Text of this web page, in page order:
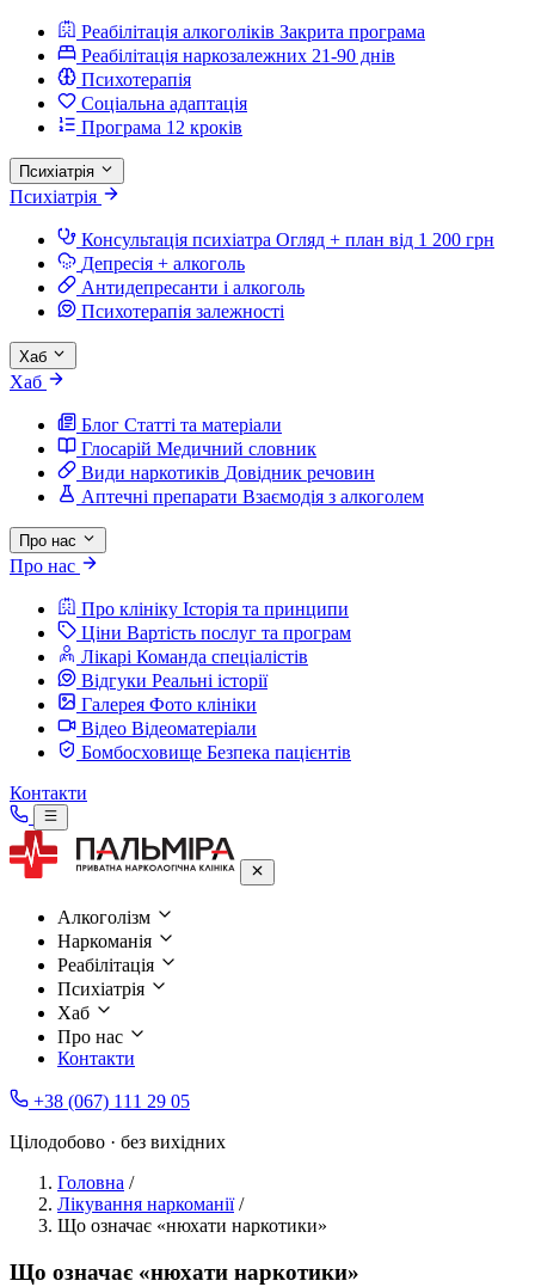
Реабілітація алкоголіків Закрита програма
Реабілітація наркозалежних 21-90 днів
Психотерапія
Соціальна адаптація
Програма 12 кроків
Психіатрія
Психіатрія
Консультація психіатра Огляд + план від 1 200 грн
Депресія + алкоголь
Антидепресанти і алкоголь
Психотерапія залежності
Хаб
Хаб
Блог Статті та матеріали
Глосарій Медичний словник
Види наркотиків Довідник речовин
Аптечні препарати Взаємодія з алкоголем
Про нас
Про нас
Про клініку Історія та принципи
Ціни Вартість послуг та програм
Лікарі Команда спеціалістів
Відгуки Реальні історії
Галерея Фото клініки
Відео Відеоматеріали
Бомбосховище Безпека пацієнтів
Контакти
Алкоголізм
Наркоманія
Реабілітація
Психіатрія
Хаб
Про нас
Контакти
+38 (067) 111 29 05
Цілодобово · без вихідних
Головна /
Лікування наркоманії /
Що означає «нюхати наркотики»
Що означає «нюхати наркотики»